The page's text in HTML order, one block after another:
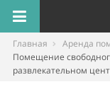
Главная
Аренда
Помещение
развлекательном